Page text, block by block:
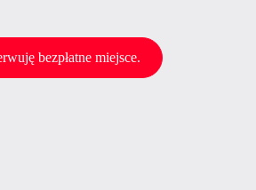
bezpłatne miejsce.